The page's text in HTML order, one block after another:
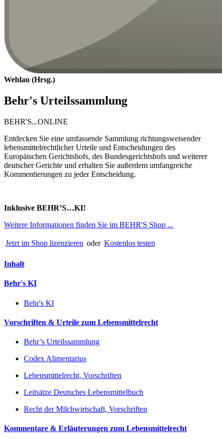
Wehlau (Hrsg.)
Behr's Urteilssammlung
BEHR'S...ONLINE
Entdecken Sie eine umfassende Sammlung richtungsweisender
lebensmittelrechtlicher Urteile und Entscheidungen des
Europäischen Gerichtshofs, des Bundesgerichtshofs und weiterer
deutscher Gerichte und erhalten Sie außerdem umfangreiche
Kommentierungen zu jeder Entscheidung.
Inklusive BEHR’S…KI!
Weitere Informationen finden Sie im BEHR'S Shop ...
Jetzt im Shop lizenzieren oder Kostenlos testen
Inhalt
Behr's KI
Behr's KI
Vorschriften & Urteile zum Lebensmittelrecht
Behr’s Urteilssammlung
Codex Alimentarius
Lebensmittelrecht, Vorschriften
Leitsätze Deutsches Lebensmittelbuch
Recht der Milchwirtschaft, Vorschriften
Kommentare & Erläuterungen zum Lebensmittelrecht